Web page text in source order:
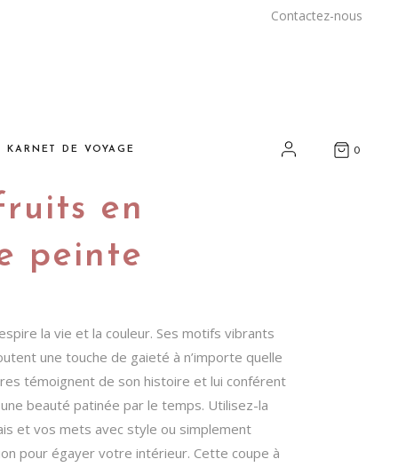
Contactez-nous
KARNET DE VOYAGE
et rencontres
et artisanat durables
adresses
0
en
peinte
la vie et la couleur. Ses motifs vibrants
une touche de gaieté à n’importe quelle
témoignent de son histoire et lui conférent
beauté patinée par le temps. Utilisez-la
et vos mets avec style ou simplement
pour égayer votre intérieur. Cette coupe à